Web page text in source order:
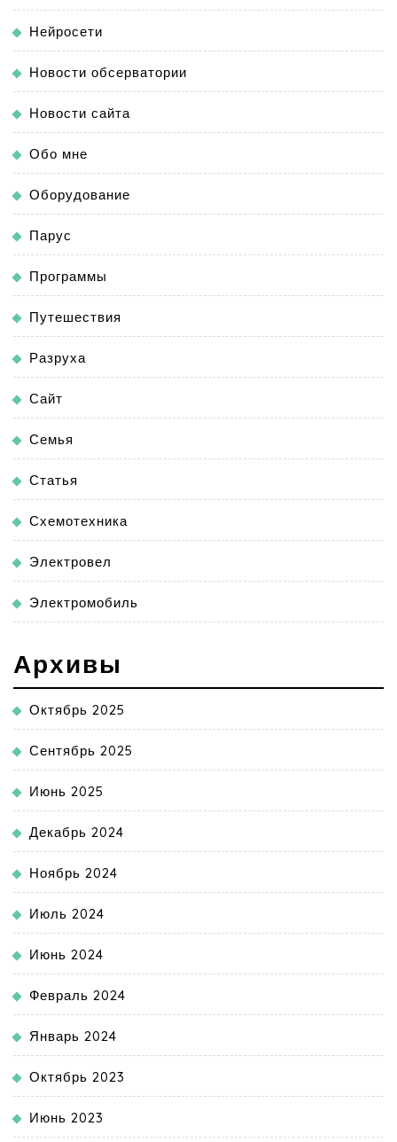
Нейросети
Новости обсерватории
Новости сайта
Обо мне
Оборудование
Парус
Программы
Путешествия
Разруха
Сайт
Семья
Статья
Схемотехника
Электровел
Электромобиль
Архивы
Октябрь 2025
Сентябрь 2025
Июнь 2025
Декабрь 2024
Ноябрь 2024
Июль 2024
Июнь 2024
Февраль 2024
Январь 2024
Октябрь 2023
Июнь 2023